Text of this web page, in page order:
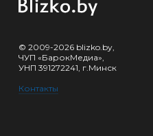
© 2009-2026 blizko.by,
ЧУП «БарокМедиа»,
УНП 391272241, г.Минск
Контакты